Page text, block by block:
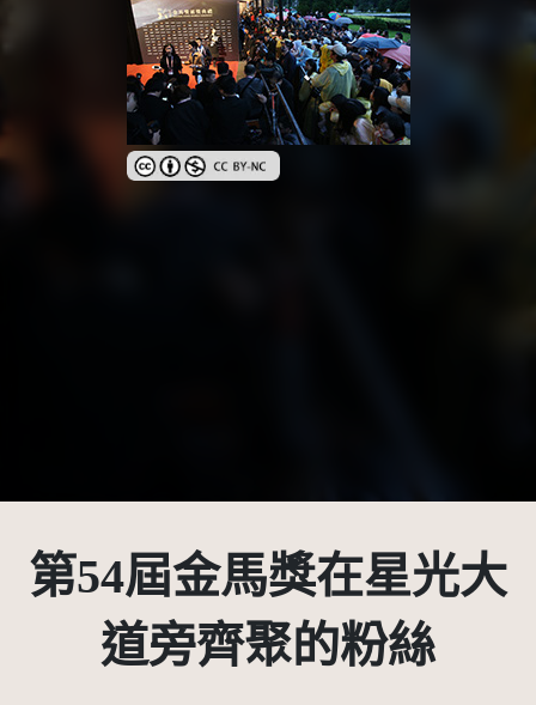
創用CC姓名標示-非商業性 3.0 台灣及其後版本
第54屆金馬獎在星光大
道旁齊聚的粉絲